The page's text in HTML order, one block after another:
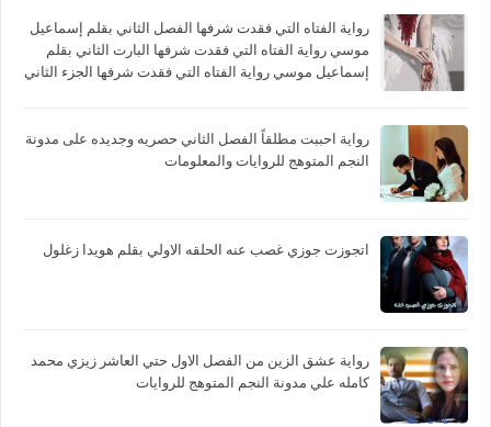
رواية الفتاه التي فقدت شرفها الفصل الثاني بقلم إسماعيل
موسي رواية الفتاه التي فقدت شرفها البارت الثاني بقلم
إسماعيل موسي رواية الفتاه التي فقدت شرفها الجزء الثاني
رواية احببت مطلقاً الفصل الثاني حصريه وجديده على مدونة
النجم المتوهج للروايات والمعلومات
اتجوزت جوزي غصب عنه الحلقه الاولي بقلم هويدا زغلول
رواية عشق الزين من الفصل الاول حتي العاشر زيزي محمد
كامله علي مدونة النجم المتوهج للروايات